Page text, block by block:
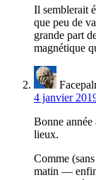
Il semblerait
que peu de
grande part
magnétique
4 janvier
Bonne année
lieux.
Comme
matin —